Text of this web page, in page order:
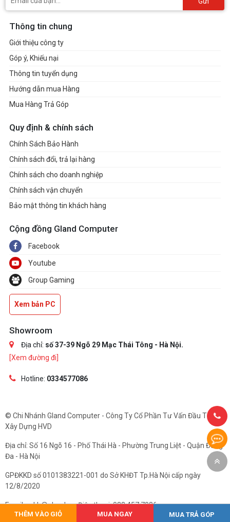
THÊM VÀO GIỎ MUA NGAY MUA TRẢ GÓP
Thông tin chung
Giới thiệu công ty
Góp ý, Khiếu nại
Thông tin tuyển dụng
Hướng dẫn mua Hàng
Mua Hàng Trả Góp
Quy định & chính sách
Chính Sách Bảo Hành
Chính sách đổi, trả lại hàng
Chính sách cho doanh nghiệp
Chính sách vận chuyển
Bảo mật thông tin khách hàng
Cộng đồng Gland Computer
Facebook
Youtube
Group Gaming
Xem bản PC
Showroom
Địa chỉ: số 37-39 Ngõ 29 Mạc Thái Tông - Hà Nội.
[Xem đường đi]
Hotline: 0334577086
© Chi Nhánh Gland Computer - Công Ty Cổ Phần Tư Vấn Đầu Tư Và
Xây Dựng HVD
Địa chỉ: Số 16 Ngõ 16 - Phố Thái Hà - Phường Trung Liệt - Quận Đống
Đa - Hà Nội
GPĐKKD số 0101383221-001 do Sở KHĐT Tp.Hà Nội cấp ngày
12/8/2020
Email: cskh@gland.vn. Điện thoại: 033.457.7086